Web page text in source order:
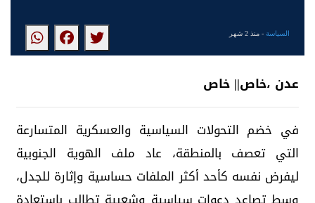
السياسة- منذ 2 شهر
عدن ،خاص|| خاص
في خضم التحولات السياسية والعسكرية المتسارعة
التي تعصف بالمنطقة، عاد ملف الهوية الجنوبية
ليفرض نفسه كأحد أكثر الملفات حساسية وإثارة للجدل،